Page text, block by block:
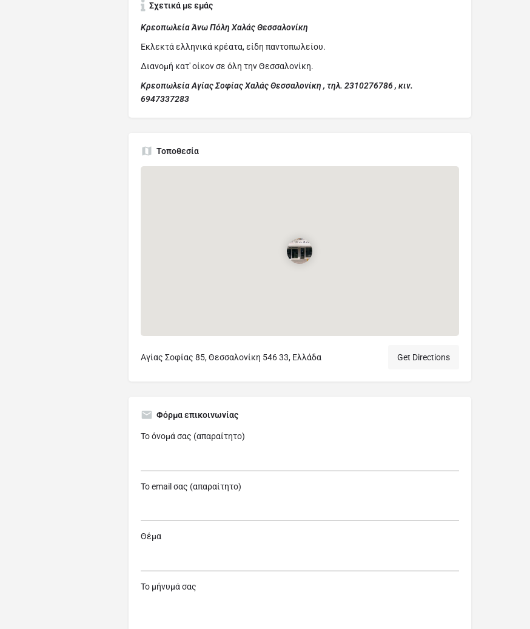
Σχετικά με εμάς
Κρεοπωλεία Άνω Πόλη Χαλάς Θεσσαλονίκη
Εκλεκτά ελληνικά κρέατα, είδη παντοπωλείου.
Διανομή κατ' οίκον σε όλη την Θεσσαλονίκη.
Κρεοπωλεία Αγίας Σοφίας Χαλάς Θεσσαλονίκη , τηλ. 2310276786 , κιν.
6947337283
Τοποθεσία
Αγίας Σοφίας 85, Θεσσαλονίκη 546 33, Ελλάδα Get Directions
Φόρμα επικοινωνίας
Το όνομά σας (απαραίτητο)
Το email σας (απαραίτητο)
Θέμα
Το μήνυμά σας